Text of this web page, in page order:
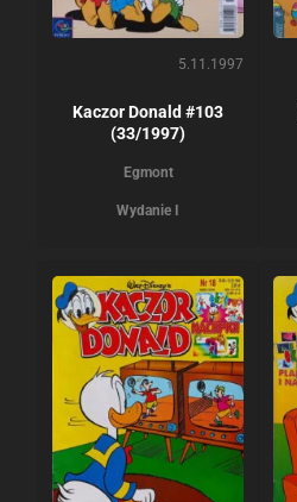
5.11.1997
Kaczor Donald #103
(33/1997)
Egmont
Wydanie I